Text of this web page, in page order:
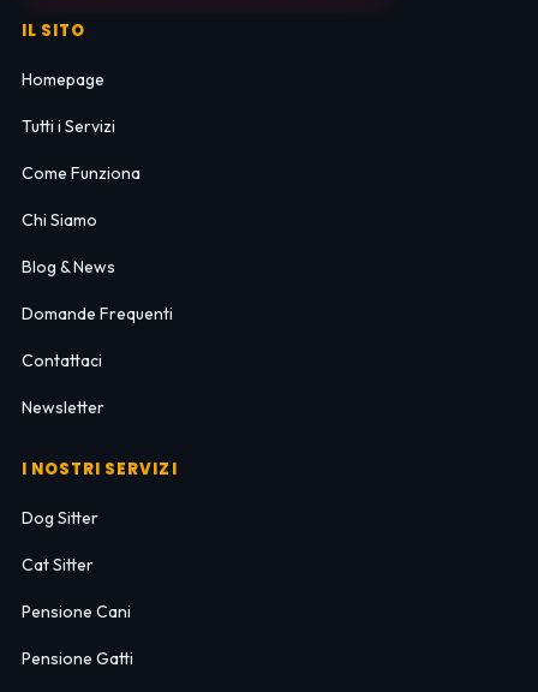
IL SITO
Homepage
Tutti i Servizi
Come Funziona
Chi Siamo
Blog & News
Domande Frequenti
Contattaci
Newsletter
I NOSTRI SERVIZI
Dog Sitter
Cat Sitter
Pensione Cani
Pensione Gatti